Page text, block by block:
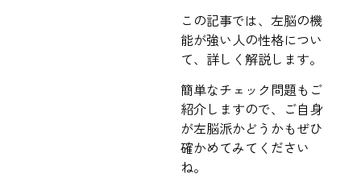
この記事では、左脳の機
能が強い人の性格につい
て、詳しく解説します。
簡単なチェック問題もご
紹介しますので、ご自身
が左脳派かどうかもぜひ
確かめてみてください
ね。